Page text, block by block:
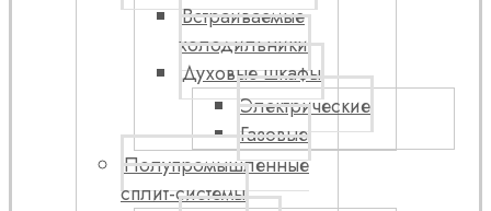
Встраиваемые
холодильники
Духовые шкафы
Электрические
Газовые
Полупромышленные
сплит-системы